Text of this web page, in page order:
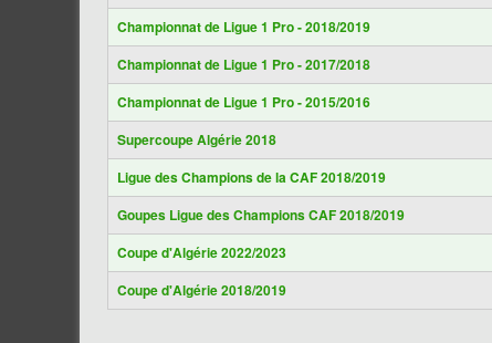
Championnat de Ligue 1 Pro - 2018/2019
Championnat de Ligue 1 Pro - 2017/2018
Championnat de Ligue 1 Pro - 2015/2016
Supercoupe Algérie 2018
Ligue des Champions de la CAF 2018/2019
Goupes Ligue des Champions CAF 2018/2019
Coupe d'Algérie 2022/2023
Coupe d'Algérie 2018/2019